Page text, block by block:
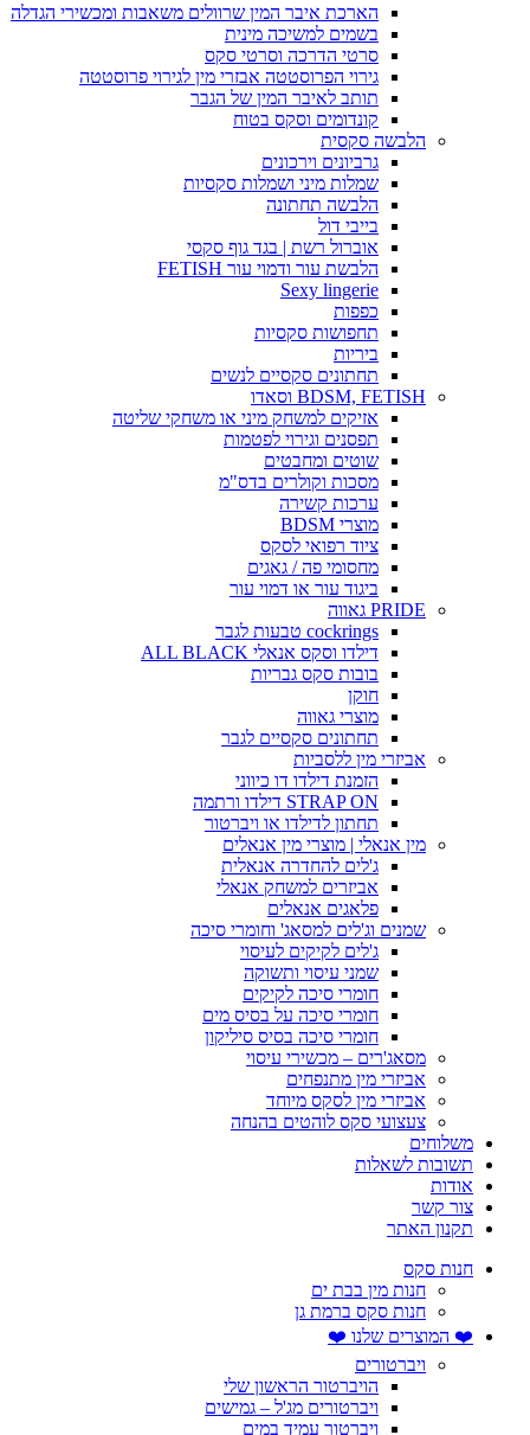
הארכת איבר המין שרוולים משאבות ומכשירי הגדלה
בשמים למשיכה מינית
סרטי הדרכה וסרטי סקס
גירוי הפרוסטטה אבזרי מין לגירוי פרוסטטה
תותב לאיבר המין של הגבר
קונדומים וסקס בטוח
הלבשה סקסית
גרביונים וירכונים
שמלות מיני ושמלות סקסיות
הלבשה תחתונה
בייבי דול
אוברול רשת | בגד גוף סקסי
הלבשת עור ודמוי עור FETISH
Sexy lingerie
כפפות
תחפושות סקסיות
ביריות
תחתונים סקסיים לנשים
BDSM, FETISH וסאדו
אזיקים למשחק מיני או משחקי שליטה
תפסנים וגירוי לפטמות
שוטים ומחבטים
מסכות וקולרים בדס"מ
ערכות קשירה
מוצרי BDSM
ציוד רפואי לסקס
מחסומי פה / גאגים
ביגוד עור או דמוי עור
PRIDE גאווה
cockrings טבעות לגבר
דילדו וסקס אנאלי ALL BLACK
בובות סקס גבריות
חוקן
מוצרי גאווה
תחתונים סקסיים לגבר
אביזרי מין ללסביות
הזמנת דילדו דו כיווני
STRAP ON דילדו ורתמה
תחתון לדילדו או ויברטור
מין אנאלי | מוצרי מין אנאלים
ג'לים להחדרה אנאלית
אביזרים למשחק אנאלי
פלאגים אנאלים
שמנים וג'לים למסאג' וחומרי סיכה
ג'לים לקיקים לעיסוי
שמני עיסוי ותשוקה
חומרי סיכה לקיקים
חומרי סיכה על בסיס מים
חומרי סיכה בסיס סיליקון
מסאג'רים – מכשירי עיסוי
אביזרי מין מתנפחים
אביזרי מין לסקס מיוחד
צעצועי סקס לוהטים בהנחה
משלוחים
תשובות לשאלות
אודות
צור קשר
תקנון האתר
חנות סקס
חנות מין בבת ים
חנות סקס ברמת גן
❤️ המוצרים שלנו ❤️
ויברטורים
הויברטור הראשון שלי
ויברטורים מג'ל – גמישים
ויברטור עמיד במים